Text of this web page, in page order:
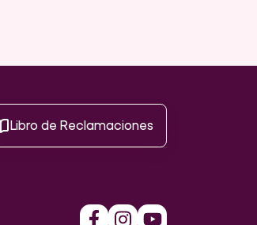
Libro de Reclamaciones